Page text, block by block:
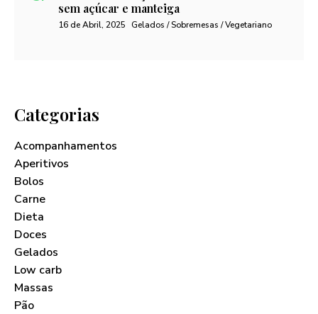
sem açúcar e manteiga
16 de Abril, 2025 Gelados / Sobremesas / Vegetariano
Categorias
Acompanhamentos
Aperitivos
Bolos
Carne
Dieta
Doces
Gelados
Low carb
Massas
Pão